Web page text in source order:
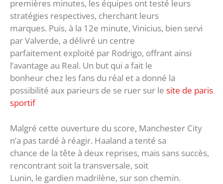
premières minutes, les équipes ont testé leurs
stratégies respectives, cherchant leurs
marques. Puis, à la 12e minute, Vinicius, bien servi
par Valverde, a délivré un centre
parfaitement exploité par Rodrigo, offrant ainsi
l’avantage au Real. Un but qui a fait le
bonheur chez les fans du réal et a donné la
possibilité aux parieurs de se ruer sur le site de paris
sportif
Malgré cette ouverture du score, Manchester City
n’a pas tardé à réagir. Haaland a tenté sa
chance de la tête à deux reprises, mais sans succès,
rencontrant soit la transversale, soit
Lunin, le gardien madrilène, sur son chemin.